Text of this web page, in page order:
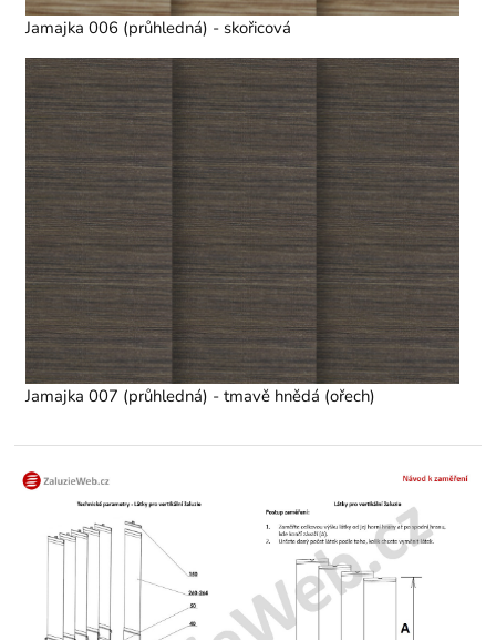
Jamajka 006 (průhledná) - skořicová
Jamajka 007 (průhledná) - tmavě hnědá (ořech)